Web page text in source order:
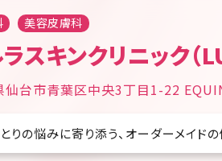
美容皮膚科
スキンクリニック（
仙台市青葉区中央3丁目1-22
りの悩みに寄り添う、オーダーメイド